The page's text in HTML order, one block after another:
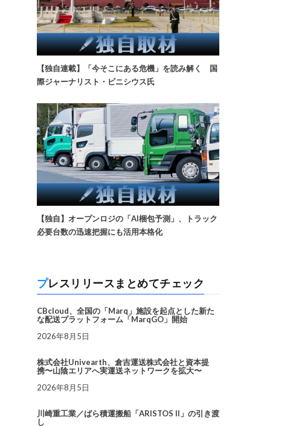
【独自連載】「今そこにある危機」を読み解く 国
際ジャーナリスト・ビニシウス氏
【独自】オープンロジの「AI梱包予測」、トラック
必要台数の迅速把握にも活用本格化
プレスリリースまとめてチェック
CBcloud、全国の「Marq」施設を起点とした新た
な配送プラットフォーム「MarqGO」開始
2026年8月5日
株式会社Univearth、倉吉運送株式会社と資本提
携〜山陰エリアへ実運送ネットワークを拡大〜
2026年8月5日
川崎重工業／ばら積運搬船「ARISTOS II」の引き渡
し